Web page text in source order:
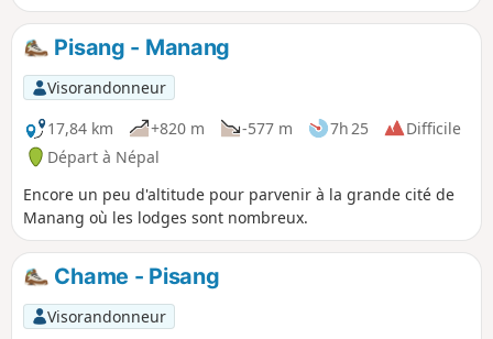
Pisang - Manang
Visorandonneur
17,84 km
+820 m -577 m 7h 25
Difficile
Départ à Népal
Encore un peu d'altitude pour parvenir à la grande cité de
Manang où les lodges sont nombreux.
Chame - Pisang
Visorandonneur